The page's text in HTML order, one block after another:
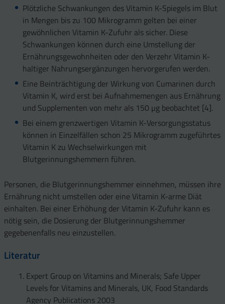
Plötzliche Schwankungen des Vitamin K-Spiegels im Blut
in Mengen bis zu 100 Mikrogramm gelten bei einer
gewöhnlichen Vitamin K-Zufuhr als sicher. Diese
Schwankungen können durch eine Umstellung der
Ernährungsgewohnheiten oder den Verzehr Vitamin K-
haltiger Nahrungsergänzungen hervorgerufen werden.
Eine Beinträchtigung der Wirkung von Cumarinen durch
Vitamin K, wird erst bei Aufnahmemengen aus Ernährung
und Supplementen von mehr als 150 µg beobachtet [4].
Bei einem grenzwertigen Vitamin K-Versorgungsstatus
können in Einzelfällen schon 25 Mikrogramm zugeführtes
Vitamin K zu Wechselwirkungen mit
Blutgerinnungshemmern führen.
Personen, die Blutgerinnungshemmer einnehmen, müssen ihre
Ernährung nicht umstellen oder eine Vitamin K-arme Diät
einhalten. Bei einer Erhöhung der Vitamin K-Zufuhr kann es
nötig sein, die Dosierung der Blutgerinnungshemmer
gegebenenfalls neu einzustellen.
Literatur
Expert Group on Vitamins and Minerals; Safe Upper
Levels for Vitamins and Minerals, UK, Food Standards
Agency Publications 2003